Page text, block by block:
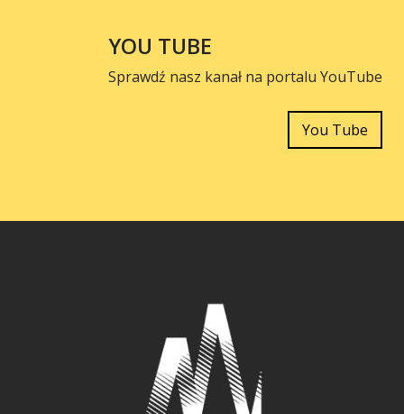
YOU TUBE
Sprawdź nasz kanał na portalu YouTube
You Tube